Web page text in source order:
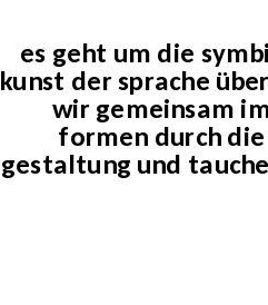
es geht um die
kunst der sprache
wir gemeinsam
formen durch
gestaltung und